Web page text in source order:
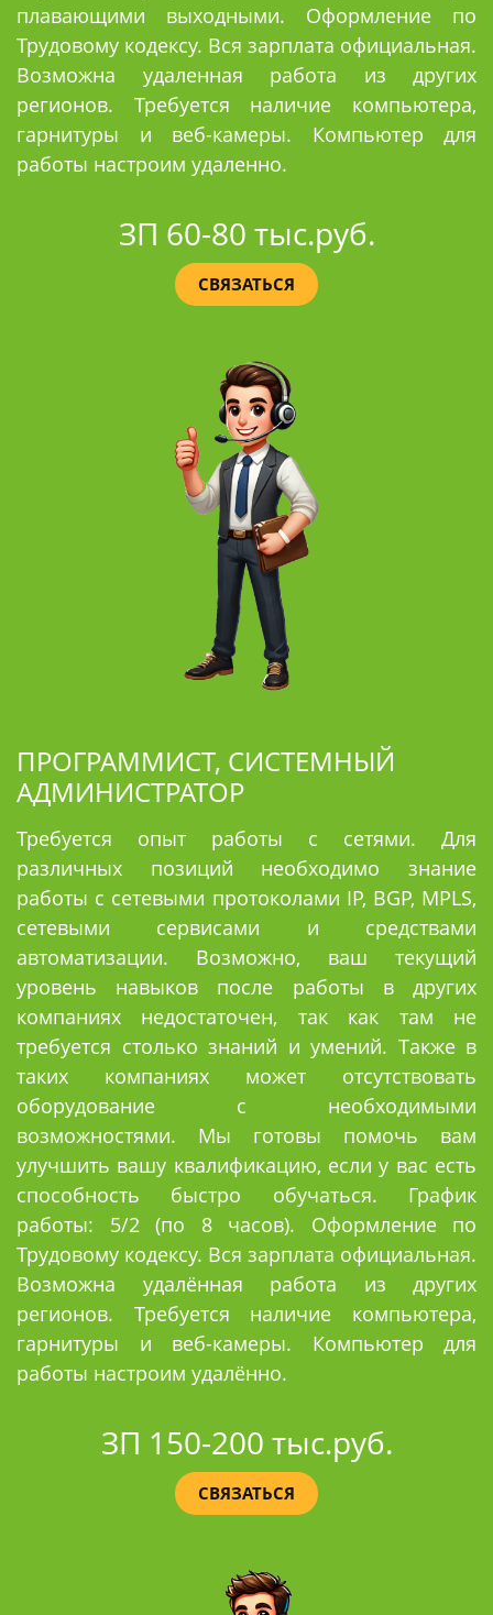
плавающими выходными. Оформление по
Трудовому кодексу. Вся зарплата официальная.
Возможна удаленная работа из других
регионов. Требуется наличие компьютера,
гарнитуры и веб-камеры. Компьютер для
работы настроим удаленно.
ЗП 60-80 тыс.руб.
СВЯЗАТЬСЯ
ПРОГРАММИСТ, СИСТЕМНЫЙ
АДМИНИСТРАТОР
Требуется опыт работы с сетями. Для
различных позиций необходимо знание
работы с сетевыми протоколами IP, BGP, MPLS,
сетевыми сервисами и средствами
автоматизации. Возможно, ваш текущий
уровень навыков после работы в других
компаниях недостаточен, так как там не
требуется столько знаний и умений. Также в
таких компаниях может отсутствовать
оборудование с необходимыми
возможностями. Мы готовы помочь вам
улучшить вашу квалификацию, если у вас есть
способность быстро обучаться. График
работы: 5/2 (по 8 часов). Оформление по
Трудовому кодексу. Вся зарплата официальная.
Возможна удалённая работа из других
регионов. Требуется наличие компьютера,
гарнитуры и веб-камеры. Компьютер для
работы настроим удалённо.
ЗП 150-200 тыс.руб.
СВЯЗАТЬСЯ